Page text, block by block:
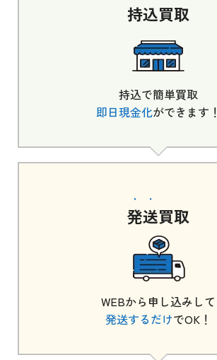
持込買取
持込で簡単買取
即日現金化ができます！
発送買取
WEBから申し込みして
発送するだけでOK！